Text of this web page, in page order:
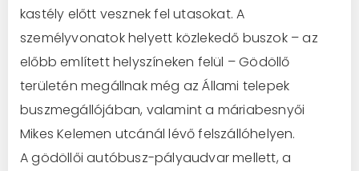
kastély előtt vesznek fel utasokat. A
személyvonatok helyett közlekedő buszok – az
előbb említett helyszíneken felül – Gödöllő
területén megállnak még az Állami telepek
buszmegállójában, valamint a máriabesnyői
Mikes Kelemen utcánál lévő felszállóhelyen.
A gödöllői autóbusz-pályaudvar mellett, a